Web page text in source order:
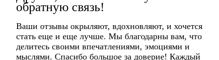
обратную связь!
Ваши отзывы окрыляют, вдохновляют, и хочется
стать еще и еще лучше. Мы благодарны вам, что
делитесь своими впечатлениями, эмоциями и
мыслями. Спасибо большое за доверие! Каждый